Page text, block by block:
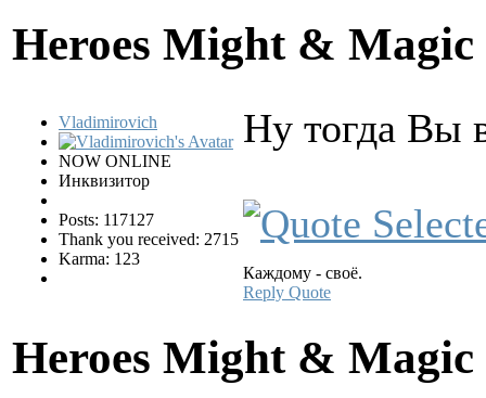
Heroes Might &
Vladimirovich
NOW ONLINE
Инквизитор
Posts: 117127
Thank you received: 2715
Karma: 123
Ну тогда Вы
Каждому - своё.
Reply Quote
Heroes Might &